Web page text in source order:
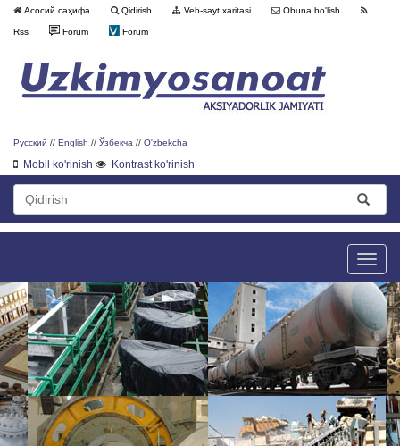
Асосий саҳифа Qidirish Veb-sayt xaritasi Obuna bo'lish
Rss Forum Forum
Русский // English // Ўзбекча // O'zbekcha
Mobil ko'rinish Kontrast ko'rinish
Toggle